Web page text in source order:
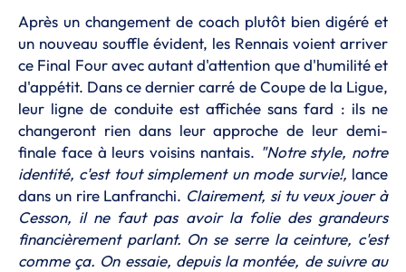
Après un changement de coach plutôt bien digéré et
un nouveau souffle évident, les Rennais voient arriver
ce Final Four avec autant d'attention que d'humilité et
d'appétit. Dans ce dernier carré de Coupe de la Ligue,
leur ligne de conduite est affichée sans fard : ils ne
changeront rien dans leur approche de leur demi-
finale face à leurs voisins nantais. "Notre style, notre
identité, c'est tout simplement un mode survie!, lance
dans un rire Lanfranchi. Clairement, si tu veux jouer à
Cesson, il ne faut pas avoir la folie des grandeurs
financièrement parlant. On se serre la ceinture, c'est
comme ça. On essaie, depuis la montée, de suivre au